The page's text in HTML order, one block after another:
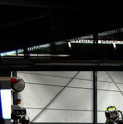
• Permanente Computer-Zeitnahme
• Rundenzeiten auf Wunsch per
• Leihhelme aus hygienischen